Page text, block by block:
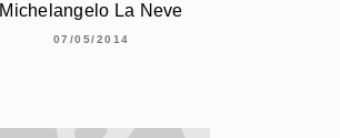
Michelangelo La Neve
07/05/2014